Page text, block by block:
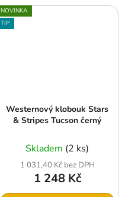
NOVINKA
TIP
Westernový klobouk Stars
& Stripes Tucson černý
Skladem (2 ks)
1 031,40 Kč bez DPH
1 248 Kč